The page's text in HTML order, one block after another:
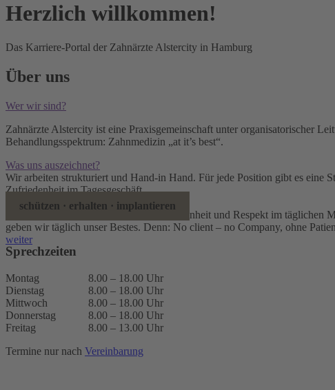
Herzlich willkommen!
Das Karriere-Portal der Zahnärzte Alstercity in Hamburg
Über uns
Wer wir sind?
Zahnärzte Alstercity ist eine Praxisgemeinschaft unter organisatorischer
Behandlungsspektrum: Zahnmedizin „at it’s best“.
Was uns auszeichnet?
Wir arbeiten strukturiert und Hand-in Hand. Für jede Position gibt es eine
Zufriedenheit im Tagesgeschäft.
Was uns wichtig ist?
Unsere Praxiskultur ist geprägt durch Offenheit und Respekt im
geben wir täglich unser Bestes. Denn: No client – no Company, ohne
weiter
schützen · erhalten · implantieren
Sprechzeiten
Montag
8.00 – 18.00 Uhr
Dienstag
8.00 – 18.00 Uhr
Mittwoch
8.00 – 18.00 Uhr
Donnerstag
8.00 – 18.00 Uhr
Freitag
8.00 – 13.00 Uhr
Termine nur nach Vereinbarung